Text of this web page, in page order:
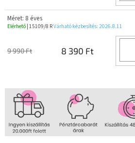
Méret: 8 éves
Elérhető | 15109/8 RVárható kézbesítés: 2026.8.11
9 990 Ft 8 390 Ft